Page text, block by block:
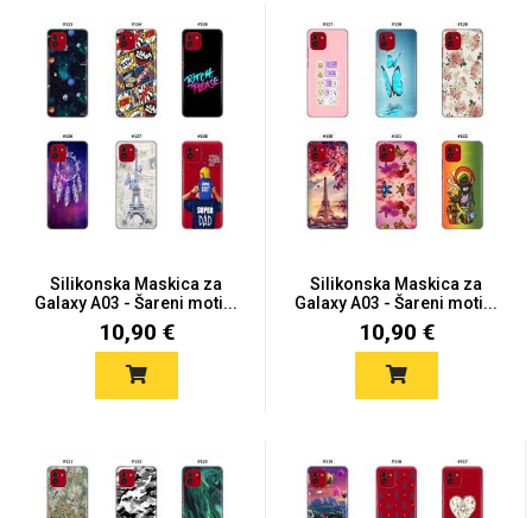
Silikonska Maskica za
Galaxy A03 - Šareni moti...
10,90 €
Silikonska Maskica za
Galaxy A03 - Šareni moti...
10,90 €